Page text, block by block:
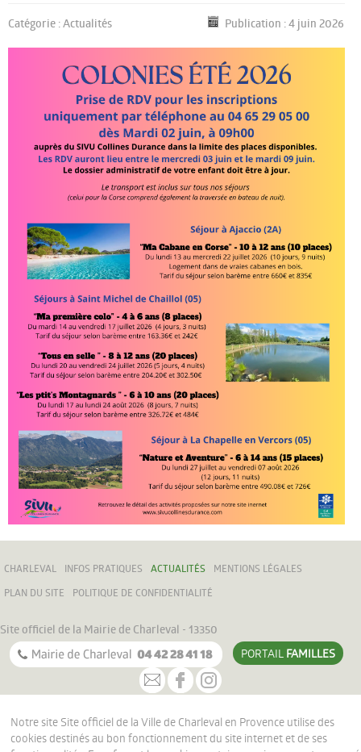
Documentation
CONSEIL MUNICIPAL
Maire Adjoints Conseillers
Les derniers P.V
Les Grands Travaux
VIE SOCIALE ET EMPLOI
Seniors
CCAS
Logement
informations Emploi
URBANISME
Le PLU
VIE ÉCONOMIQUE
Entreprendre
ÉDUCATION ET JEUNESSE
Petite enfance
Vie scolaire
Jeunesse
LOISIRS ET CULTURE
Catégorie :Actualités Publication : 4 juin 2026
CHARLEVAL INFOS PRATIQUES ACTUALITÉS
MENTIONS LÉGALES
PLAN DU SITE
POLITIQUE DE CONFIDENTIALITÉ
Site officiel de la Mairie de Charleval - 13350
PORTAIL FAMILLES
Notre site Site officiel de la Ville de Charleval en Provence utilise des
cookies destinés au bon fonctionnement du site internet et de ses